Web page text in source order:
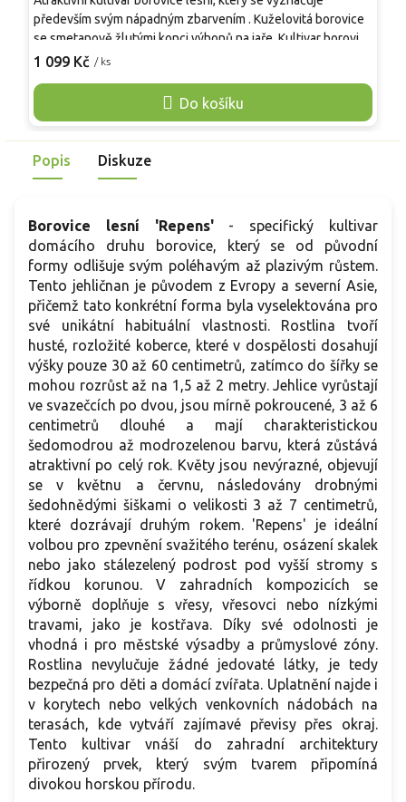
1 099 Kč / ks
Do košíku
především svým nápadným zbarvením . Kuželovitá borovice
se smetanově žlutými konci výhonů na jaře. Kultivar borovice
lesní roste velmi pomalu a drží úhledný tvar, v dospělosti
dubnu a květnu, kdy nové přírůstky zesvětlují korunu, v létě
přecházejí do zelenožluté. Uplatňuje se jako solitéra do
slunce a propustná půda, pH zhruba 4,5–7,5.
Mrazuvzdornost vyzrálých rostlin bývá do −30 °C.
Popis Diskuze
Borovice lesní 'Repens'- specifický kultivar
domácího druhu borovice, který se od původní
formy odlišuje svým poléhavým až plazivým růstem.
Tento jehličnan je původem z Evropy a severní Asie,
přičemž tato konkrétní forma byla vyselektována pro
své unikátní habituální vlastnosti. Rostlina tvoří
husté, rozložité koberce, které v dospělosti dosahují
výšky pouze 30 až 60 centimetrů, zatímco do šířky se
mohou rozrůst až na 1,5 až 2 metry. Jehlice vyrůstají
ve svazečcích po dvou, jsou mírně pokroucené, 3 až 6
centimetrů dlouhé a mají charakteristickou
šedomodrou až modrozelenou barvu, která zůstává
atraktivní po celý rok. Květy jsou nevýrazné, objevují
se v květnu a červnu, následovány drobnými
šedohnědými šiškami o velikosti 3 až 7 centimetrů,
které dozrávají druhým rokem. 'Repens' je ideální
volbou pro zpevnění svažitého terénu, osázení skalek
nebo jako stálezelený podrost pod vyšší stromy s
řídkou korunou. V zahradních kompozicích se
výborně doplňuje s vřesy, vřesovci nebo nízkými
travami, jako je kostřava. Díky své odolnosti je
vhodná i pro městské výsadby a průmyslové zóny.
Rostlina nevylučuje žádné jedovaté látky, je tedy
bezpečná pro děti a domácí zvířata. Uplatnění najde i
v korytech nebo velkých venkovních nádobách na
terasách, kde vytváří zajímavé převisy přes okraj.
Tento kultivar vnáší do zahradní architektury
přirozený prvek, který svým tvarem připomíná
divokou horskou přírodu.